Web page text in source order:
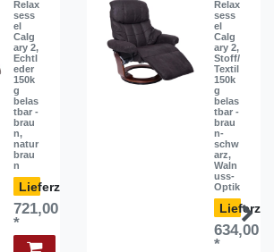
Relax
sess
el
Calg
ary 2,
Echtl
eder
150k
g
belas
tbar -
brau
n,
natur
brau
n
721,00 CHF
*
Relax
sess
el
Calg
ary 2,
Stoff/
Textil
150k
g
belas
tbar -
brau
n-
schw
arz,
Waln
uss-
Optik
634,00
*